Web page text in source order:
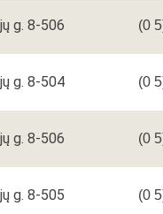
g. 8-506 (0
g. 8-504 (0
g. 8-506 (0
g. 8-505 (0